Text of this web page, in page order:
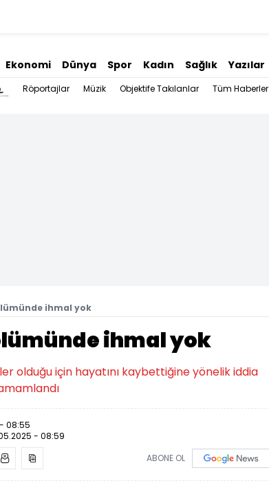
Ekonomi Dünya Spor Kadın Sağlık Yazılar
Röportajlar Müzik Objektife Takılanlar Tüm Haberler
ihmal yok
ihmal yok
olduğu için hayatını kaybettiğine yönelik iddia
08:55
- 08:59
ABONE OL